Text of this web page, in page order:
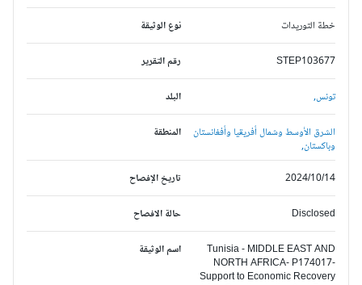
نوع الوثيقة خطة التوريدات
رقم التقرير STEP103677
البلد تونس,
المنطقة
الشرق الأوسط وشمال أفريقيا وأفغانستان
وباكستان,
تاريخ الإفصاح
2024/10/14
حالة الافصاح Disclosed
اسم الوثيقة
Tunisia - MIDDLE EAST AND
NORTH AFRICA- P174017-
Support to Economic Recovery